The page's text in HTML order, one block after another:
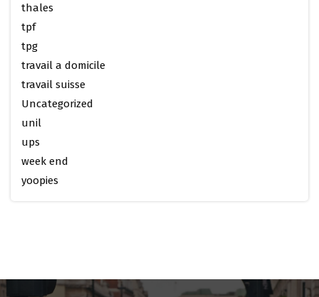
thales
tpf
tpg
travail a domicile
travail suisse
Uncategorized
unil
ups
week end
yoopies